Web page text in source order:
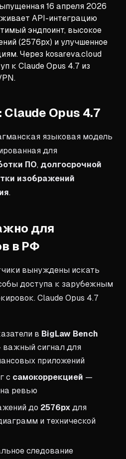
16 апреля 2026
API-интеграцию
эндпоинт, высокое
(2576px) и улучшенное
Через kosareva.cloud
к Claude Opus 4.7 из
Claude Opus 4.7
языковая модель
для
ПО, долгосрочной
изображений
.
для
в РФ
вынуждены искать
доступа к зарубежным
Claude Opus 4.7
в BigLaw Bench
важный сигнал для
приложений
с самокоррекцией —
ревью
до 2576px для
и технической
следование